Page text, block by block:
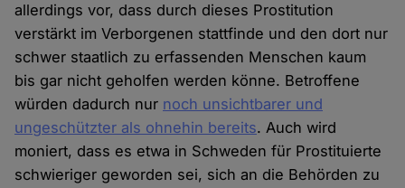
allerdings vor, dass durch dieses Prostitution
verstärkt im Verborgenen stattfinde und den dort nur
schwer staatlich zu erfassenden Menschen kaum
bis gar nicht geholfen werden könne. Betroffene
würden dadurch nur noch unsichtbarer und
ungeschützter als ohnehin bereits. Auch wird
moniert, dass es etwa in Schweden für Prostituierte
schwieriger geworden sei, sich an die Behörden zu